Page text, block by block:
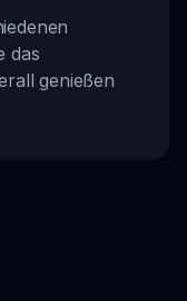
das
genießen